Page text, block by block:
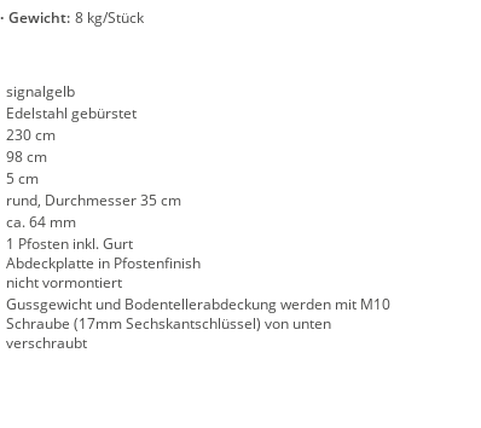
· Gewicht: 8 kg/Stück
signalgelb
Edelstahl gebürstet
230 cm
98 cm
5 cm
rund, Durchmesser 35 cm
ca. 64 mm
1 Pfosten inkl. Gurt
Abdeckplatte in Pfostenfinish
nicht vormontiert
Gussgewicht und Bodentellerabdeckung werden mit M10
Schraube (17mm Sechskantschlüssel) von unten
verschraubt